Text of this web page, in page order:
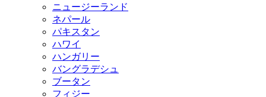
ニュージーランド
ネパール
パキスタン
ハワイ
ハンガリー
バングラデシュ
ブータン
フィジー